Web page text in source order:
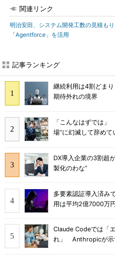
関連リンク
明治安田、システム開発工数の見積も
「Agentforce」を活用
記事ランキング
継続利用は4割どま
期待外れの境界
「こんなはずでは
場”に幻滅して辞めて
DX導入企業の3割超
製化のわな”
多要素認証導入済み
用は平均2億7000万
Claude Codeでは「
れ」 Anthropicが示